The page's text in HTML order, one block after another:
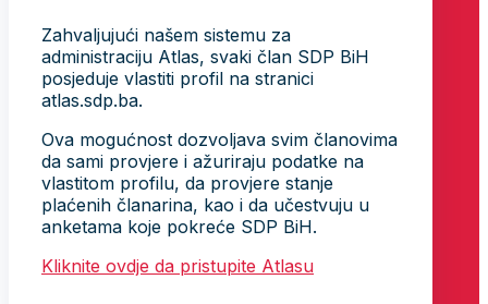
Zahvaljujući našem sistemu za
administraciju Atlas, svaki član SDP BiH
posjeduje vlastiti profil na stranici
atlas.sdp.ba.
Ova mogućnost dozvoljava svim članovima
da sami provjere i ažuriraju podatke na
vlastitom profilu, da provjere stanje
plaćenih članarina, kao i da učestvuju u
anketama koje pokreće SDP BiH.
Kliknite ovdje da pristupite Atlasu